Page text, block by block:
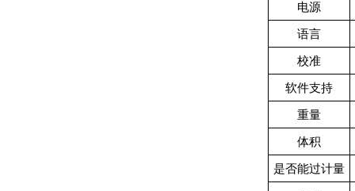
电源
语言
校准
软件支持
重量
体积
是否能过计量